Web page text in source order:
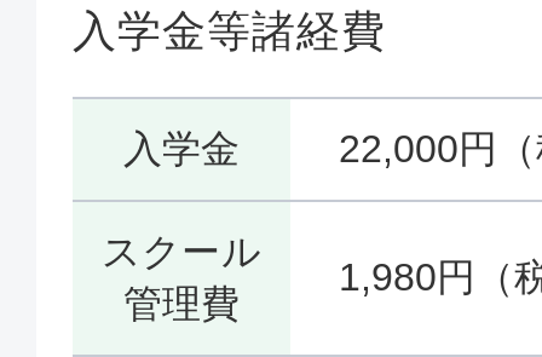
入学金等諸経費
入学金 22,000円
スクール
管理費
1,980円（